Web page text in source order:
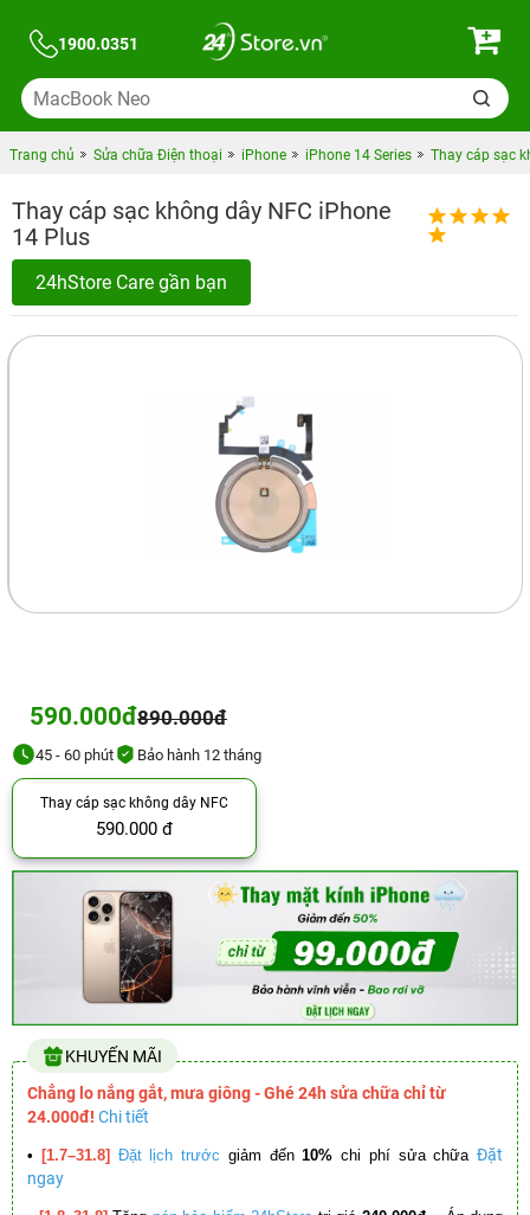
1900.0351
Trang chủ Sửa chữa Điện thoại iPhone iPhone 14 Series Thay cáp sạc
Thay cáp sạc không dây NFC iPhone
14 Plus
24hStore Care gần bạn
590.000đ890.000đ
45 - 60 phút Bảo hành 12 tháng
Thay cáp sạc không dây NFC
590.000 đ
KHUYẾN MÃI
Chẳng lo nắng gắt, mưa giông - Ghé 24h sửa chữa chỉ từ
24.000đ! Chi tiết
• [1.7–31.8] Đặt lịch trước giảm đến10% chi phí sửa chữa Đặt
ngay